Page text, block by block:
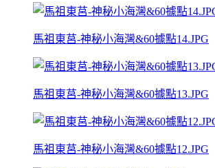
馬祖東莒-神秘小海灣&60據點14.JPG
馬祖東莒-神秘小海灣&60據點13.JPG
馬祖東莒-神秘小海灣&60據點12.JPG